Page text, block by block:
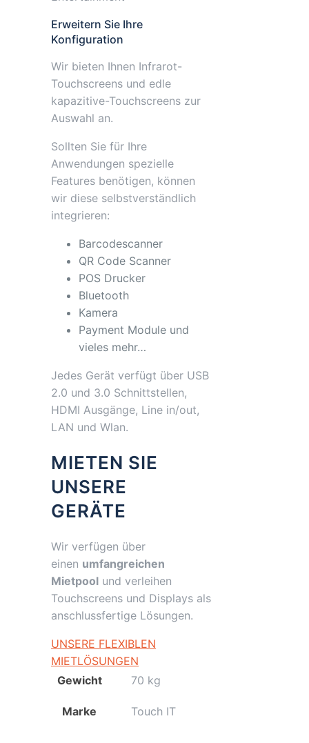
Erweitern Sie Ihre
Konfiguration
Wir bieten Ihnen Infrarot-
Touchscreens und edle
kapazitive-Touchscreens zur
Auswahl an.
Sollten Sie für Ihre
Anwendungen spezielle
Features benötigen, können
wir diese selbstverständlich
integrieren:
Barcodescanner
QR Code Scanner
POS Drucker
Bluetooth
Kamera
Payment Module und
vieles mehr…
Jedes Gerät verfügt über USB
2.0 und 3.0 Schnittstellen,
HDMI Ausgänge, Line in/out,
LAN und Wlan.
MIETEN SIE
UNSERE
GERÄTE
Wir verfügen über
einen umfangreichen
Mietpool und verleihen
Touchscreens und Displays als
anschlussfertige Lösungen.
UNSERE FLEXIBLEN
MIETLÖSUNGEN
Gewicht
70 kg
Marke Touch IT